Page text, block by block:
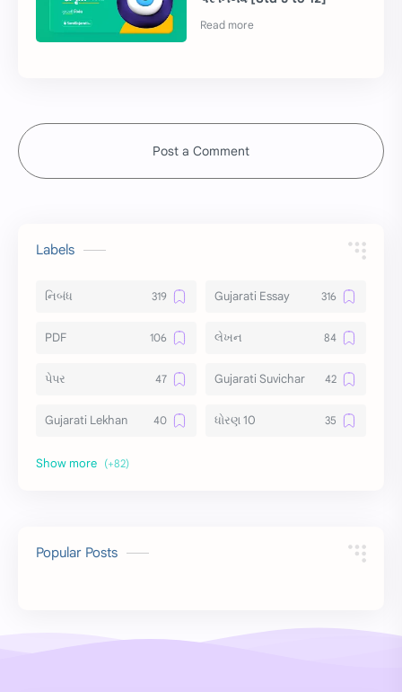
Post a Comment
Labels
નિબંધ Gujarati Essay
PDF લેખન
પેપર Gujarati Suvichar
Gujarati Lekhan ધોરણ 10
અર્થ વિસ્તાર
10 વાક્યો
Popular Posts